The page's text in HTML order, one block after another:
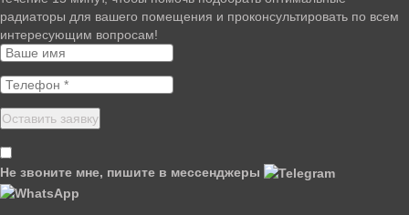
радиаторы для вашего помещения и проконсультировать по всем
интересующим вопросам!
Не звоните мне, пишите в мессенджеры